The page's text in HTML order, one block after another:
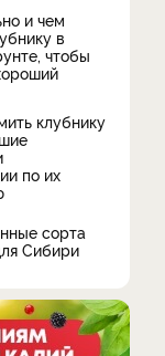
и чем
в
чтобы
клубнику
по их
сорта
Сибири